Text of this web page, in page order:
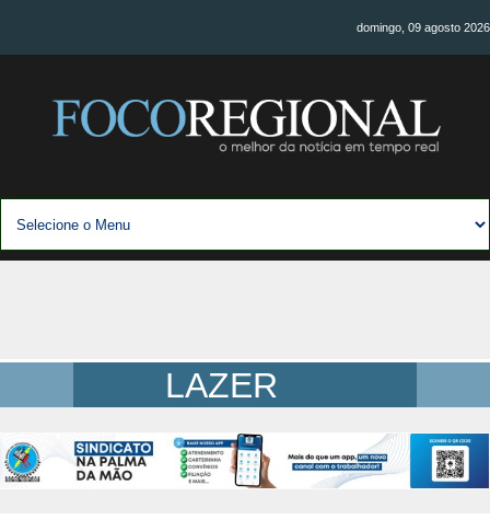
domingo, 09 agosto 2026
LAZER